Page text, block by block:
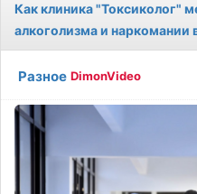
Как клиника "Токсиколог"
алкоголизма и наркомании
Разное DimonVideo